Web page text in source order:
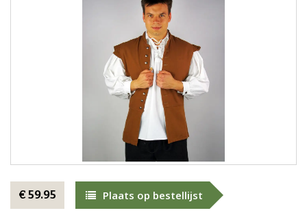
€ 59.95 Plaats op bestellijst